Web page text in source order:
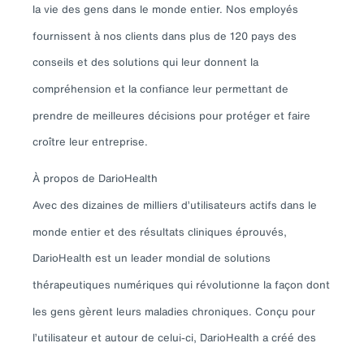
la vie des gens dans le monde entier. Nos employés
fournissent à nos clients dans plus de 120 pays des
conseils et des solutions qui leur donnent la
compréhension et la confiance leur permettant de
prendre de meilleures décisions pour protéger et faire
croître leur entreprise.
À propos de DarioHealth
Avec des dizaines de milliers d’utilisateurs actifs dans le
monde entier et des résultats cliniques éprouvés,
DarioHealth est un leader mondial de solutions
thérapeutiques numériques qui révolutionne la façon dont
les gens gèrent leurs maladies chroniques. Conçu pour
l’utilisateur et autour de celui-ci, DarioHealth a créé des